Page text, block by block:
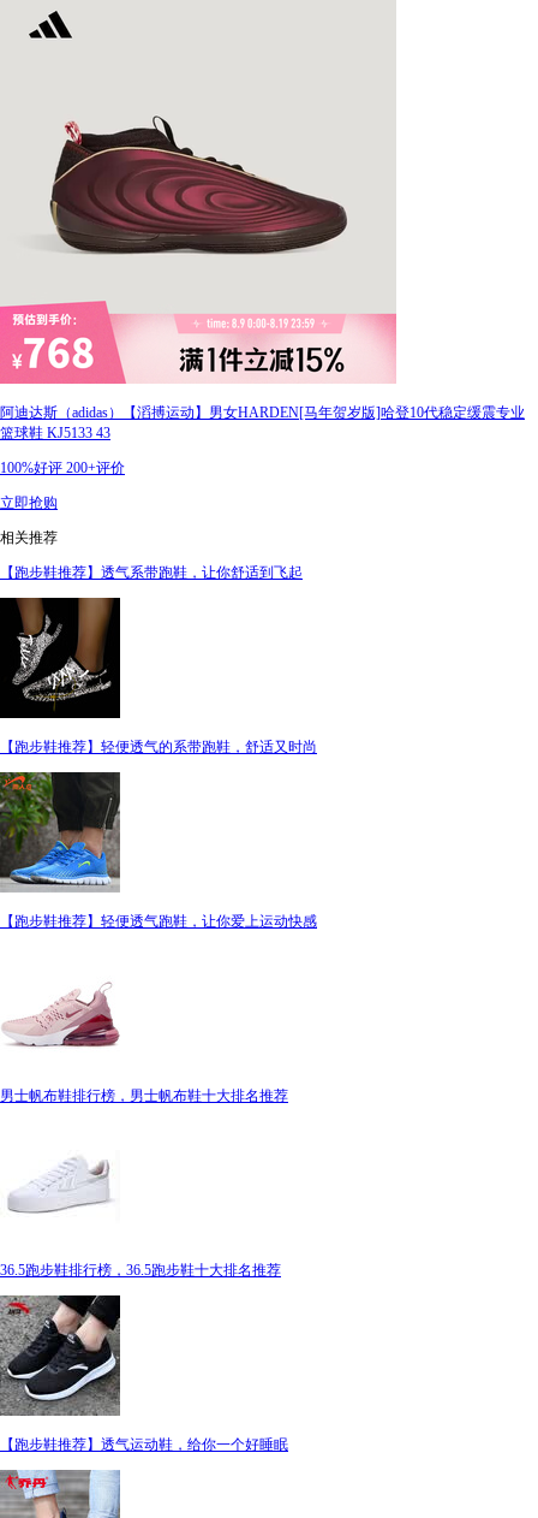
阿迪达斯（adidas）【滔搏运动】男女HARDEN[马年贺岁版]哈登10代稳定缓震专业
篮球鞋 KJ5133 43
100%好评 200+评价
立即抢购
相关推荐
【跑步鞋推荐】透气系带跑鞋，让你舒适到飞起
【跑步鞋推荐】轻便透气的系带跑鞋，舒适又时尚
【跑步鞋推荐】轻便透气跑鞋，让你爱上运动快感
男士帆布鞋排行榜，男士帆布鞋十大排名推荐
36.5跑步鞋排行榜，36.5跑步鞋十大排名推荐
【跑步鞋推荐】透气运动鞋，给你一个好睡眠